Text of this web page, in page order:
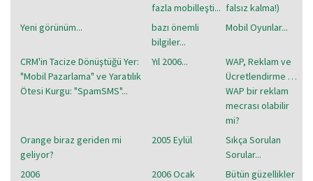
fazla mobilleşti... falsız kalma!)
Yeni görünüm...
bazı önemli
bilgiler...
Mobil Oyunlar...
CRM'in Tacize Dönüştüğü Yer:
"Mobil Pazarlama" ve Yaratılık
Ötesi Kurgu: "SpamSMS"...
Yıl 2006...
WAP, Reklam ve
Ücretlendirme …
WAP bir reklam
mecrası olabilir
mi?
Orange biraz geriden mi
geliyor?
2005 Eylül
Sıkça Sorulan
Sorular...
2006
2006 Ocak
Bütün güzellikler